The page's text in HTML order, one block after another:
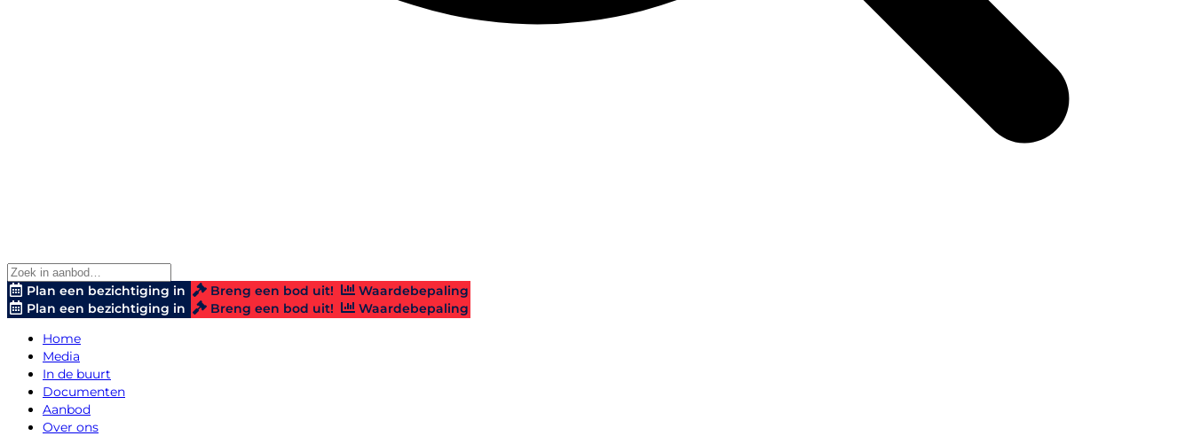
Plan een bezichtiging in Breng een bod uit!
Waardebepaling
Plan een bezichtiging in
Breng een bod uit!
Waardebepaling
Home
Media
In de buurt
Documenten
Aanbod
Over ons